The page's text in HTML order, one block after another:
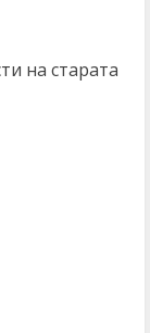
на старата